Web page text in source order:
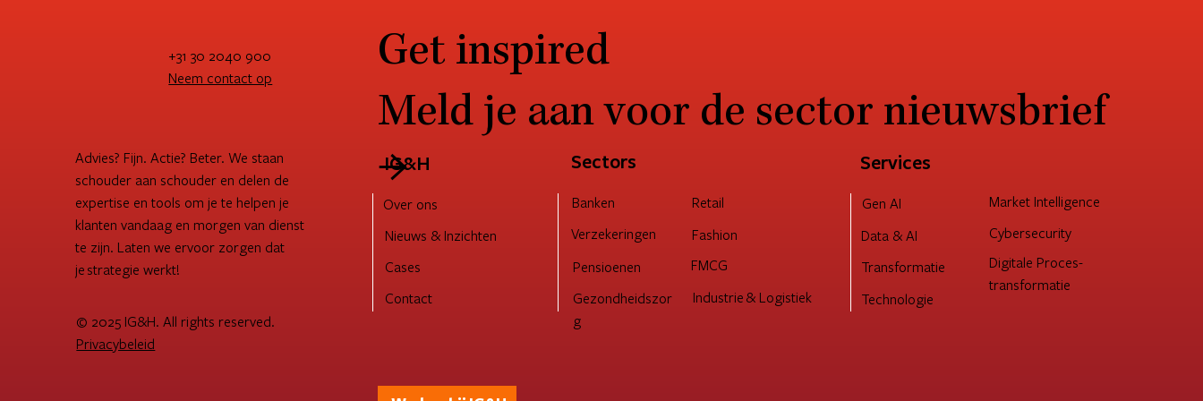
+31 30 2040 900
Neem contact op
Advies? Fijn. Actie? Beter. We staan
schouder aan schouder en delen de
expertise en tools om je te helpen je
klanten vandaag en morgen van dienst
te zijn. Laten we ervoor zorgen dat
je strategie werkt!
© 2025 IG&H. All rights reserved.
Privacybeleid
Get inspired
Meld je aan voor de sector nieuwsbrief
→
IG&H
Over ons
Nieuws & Inzichten
Cases
Contact
Sectors
Banken
Verzekeringen
Pensioenen
Gezondheidszor
g
Retail
Fashion
FMCG
Industrie & Logistiek
Services
Gen AI
Data & AI
Transformatie
Technologie
Market Intelligence
Cybersecurity
Digitale Proces-
transformatie